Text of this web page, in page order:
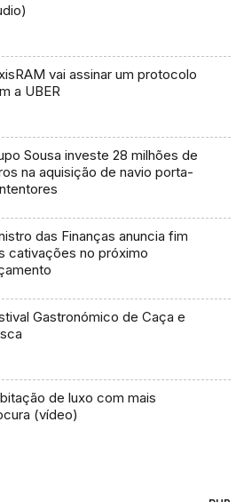
vai assinar um protocolo
a UBER
Sousa investe 28 milhões de
na aquisição de navio porta-
das Finanças anuncia fim
cativações no próximo
Gastronómico de Caça e
de luxo com mais
(vídeo)